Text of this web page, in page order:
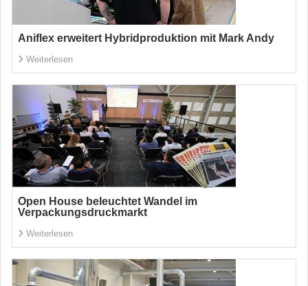
Aniflex erweitert Hybridproduktion mit Mark Andy
Weiterlesen
Open House beleuchtet Wandel im
Verpackungsdruckmarkt
Weiterlesen